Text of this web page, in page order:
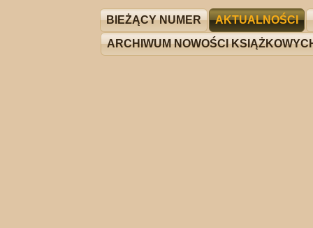
BIEŻĄCY NUMER AKTUALNOŚCI
ARCHIWUM NOWOŚCI